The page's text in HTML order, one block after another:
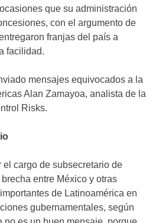
que su administración
con el argumento de
franjas del país a
facilidad.
mensajes equivocados a la
Alan Zamayoa, analista de la
Risks.
el cargo de subsecretario de
entre México y otras
de Latinoamérica en
gubernamentales, según